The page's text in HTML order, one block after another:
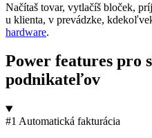
Načítaš tovar, vytlačíš bloček,
u klienta, v prevádzke,
hardware.
Power features pro
podnikateľov
#1 Automatická fakturácia